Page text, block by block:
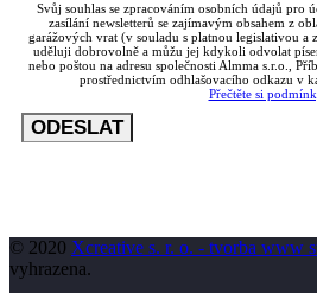
Svůj souhlas se zpracováním osobních údajů pro
zasílání newsletterů se zajímavým obsahem z
garážových vrat (v souladu s platnou legislativou a
uděluji dobrovolně a můžu jej kdykoli odvolat
nebo poštou na adresu společnosti Almma s.r.o.,
prostřednictvím odhlašovacího odkazu v
Přečtěte si
© 2020 Xcreative s. r. o. - tvorba www
vyhrazena.